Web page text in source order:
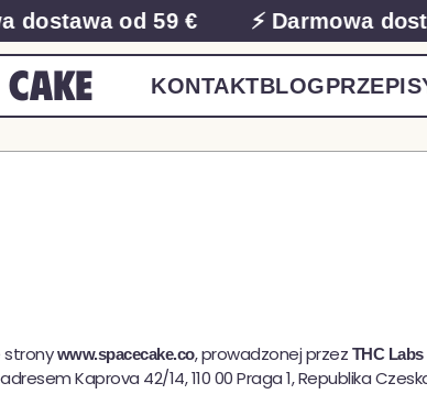
dostawa od 59 € ⚡ Darmowa
KONTAKTBLOG
stronywww.spacecake.co, prowadzonej przez THC Labs
Kaprova 42/14, 110 00 Praga 1, Republika